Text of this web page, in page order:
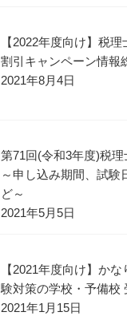
【2022年度向け】税
割引キャンペーン情報
2021年8月4日
第71回(令和3年度)税
～申し込み期間、試験
ど～
2021年5月5日
【2021年度向け】か
験対策の学校・予備校
2021年1月15日